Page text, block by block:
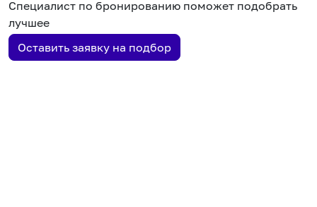
Специалист по бронированию поможет подобрать
лучшее
Оставить заявку на подбор